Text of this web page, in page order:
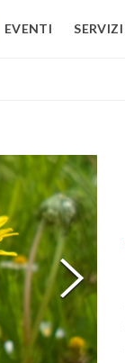
EVENTI SERVIZI